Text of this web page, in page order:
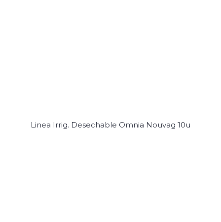
Linea Irrig. Desechable Omnia Nouvag 10u